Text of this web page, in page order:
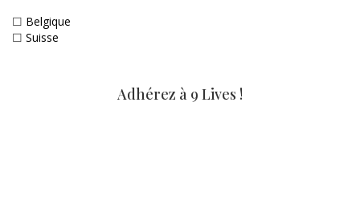
☐ Belgique
☐ Suisse
Adhérez à 9 Lives !